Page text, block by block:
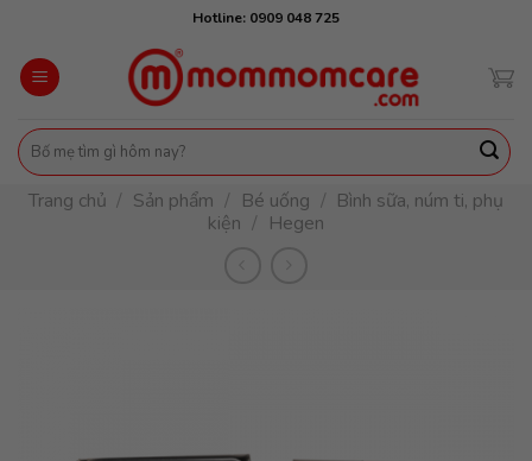
content
Hotline: 0909 048 725
Tìm
kiếm:
Trang chủ / Sản phẩm / Bé uống / Bình sữa, núm ti, phụ
kiện / Hegen